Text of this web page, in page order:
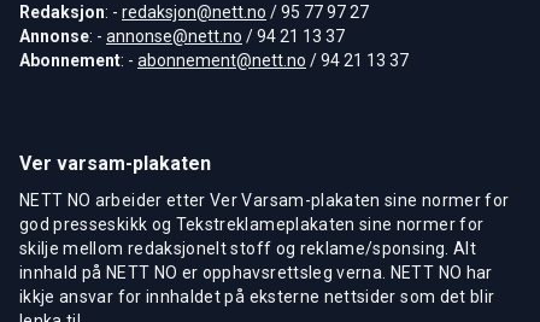
Redaksjon: - redaksjon@nett.no / 95 77 97 27
Annonse: - annonse@nett.no / 94 21 13 37
Abonnement: - abonnement@nett.no / 94 21 13 37
Ver varsam-plakaten
NETT NO arbeider etter Ver Varsam-plakaten sine normer for
god presseskikk og Tekstreklameplakaten sine normer for
skilje mellom redaksjonelt stoff og reklame/sponsing. Alt
innhald på NETT NO er opphavsrettsleg verna. NETT NO har
ikkje ansvar for innhaldet på eksterne nettsider som det blir